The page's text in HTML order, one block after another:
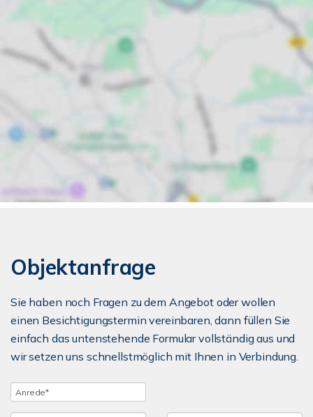
Objektanfrage
Sie haben noch Fragen zu dem Angebot oder wollen
einen Besichtigungstermin vereinbaren, dann füllen Sie
einfach das untenstehende Formular vollständig aus und
wir setzen uns schnellstmöglich mit Ihnen in Verbindung.